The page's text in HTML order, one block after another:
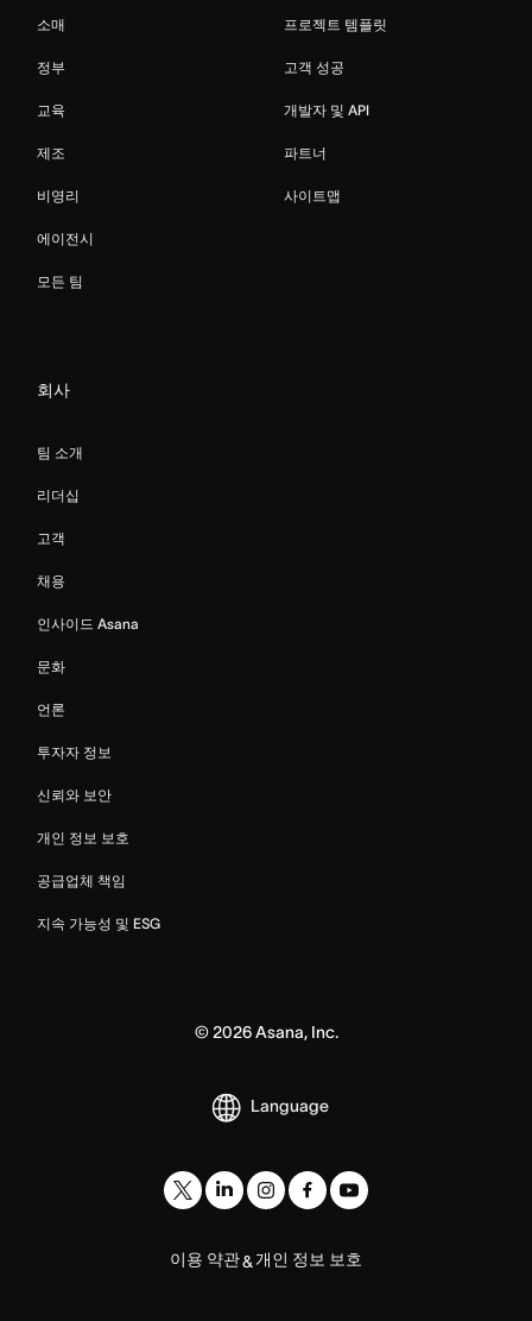
소매
정부
교육
제조
비영리
에이전시
모든 팀
프로젝트 템플릿
고객 성공
개발자 및 API
파트너
사이트맵
회사
팀 소개
리더십
고객
채용
인사이드 Asana
문화
언론
투자자 정보
신뢰와 보안
개인 정보 보호
공급업체 책임
지속 가능성 및 ESG
© 2026Asana, Inc.
Language
이용 약관& 개인 정보 보호